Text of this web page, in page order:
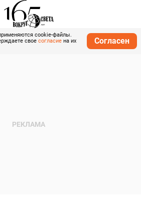
cookie-файлы.
свое согласие на их
Согласен